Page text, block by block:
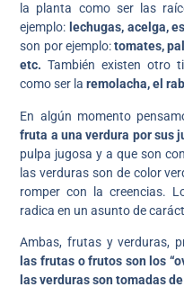
la planta como ser las
ejemplo: lechugas, acelga,
son por ejemplo:tomates,
etc. También existen otro
como ser la remolacha, el
En algún momento
fruta a una verdura por sus
pulpa jugosa y a que son
las verduras son de color
romper con la creencias.
radica en un asunto de
Ambas, frutas y verduras,
las frutas o frutos son los
las verduras son tomadas